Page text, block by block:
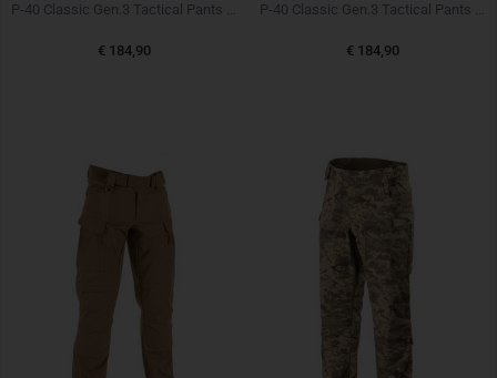
P-40 Classic Gen.3 Tactical Pants Brown Grey
€ 184,90
P-40 Classic Gen.3 Tactical Pants Black Schwarz
€ 184,90